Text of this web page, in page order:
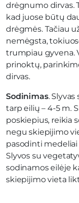
drėgnumo dirvas.
kad juose būtų
drėgmės. Tačiau
nemėgsta,
trumpiau gyvena.
prinoktų,
dirvas.
Sodinimas.
tarp eilių – 4-5 m.
poskiepius, reikia
negu skiepijimo
pasodinti medeliai
Slyvos su
sodinamos eilėje
skiepijimo vieta